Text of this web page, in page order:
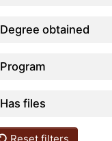
Degree obtained
Program
Has files